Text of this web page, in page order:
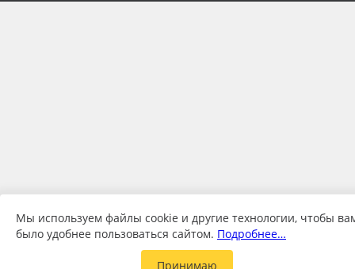
Мы используем файлы cookie и другие технологии, чтобы
было удобнее пользоваться сайтом. Подробнее…
Принимаю